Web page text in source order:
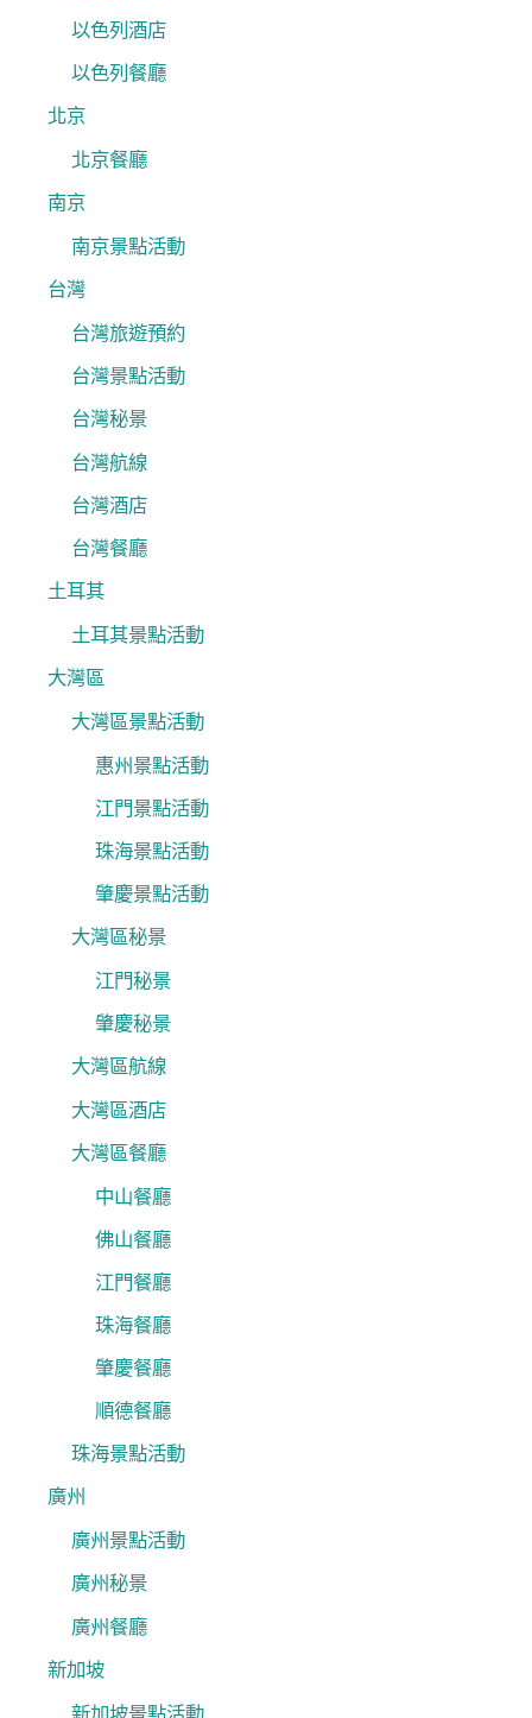
以色列酒店
以色列餐廳
北京
北京餐廳
南京
南京景點活動
台灣
台灣旅遊預約
台灣景點活動
台灣秘景
台灣航線
台灣酒店
台灣餐廳
土耳其
土耳其景點活動
大灣區
大灣區景點活動
惠州景點活動
江門景點活動
珠海景點活動
肇慶景點活動
大灣區秘景
江門秘景
肇慶秘景
大灣區航線
大灣區酒店
大灣區餐廳
中山餐廳
佛山餐廳
江門餐廳
珠海餐廳
肇慶餐廳
順德餐廳
珠海景點活動
廣州
廣州景點活動
廣州秘景
廣州餐廳
新加坡
新加坡景點活動